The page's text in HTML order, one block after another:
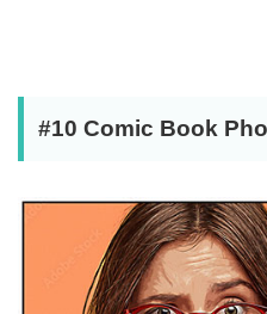
#10 Comic Book